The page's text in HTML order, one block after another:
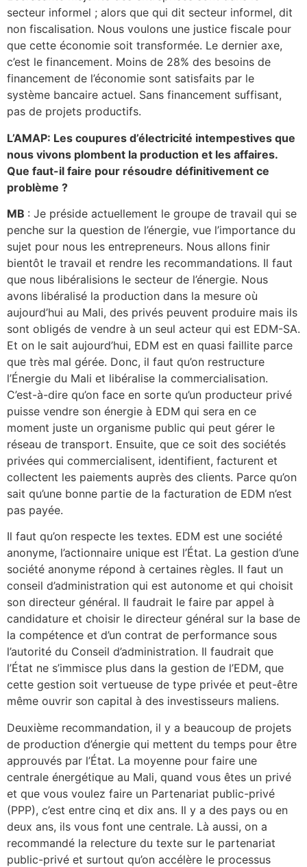
secteur informel ; alors que qui dit secteur informel, dit
non fiscalisation. Nous voulons une justice fiscale pour
que cette économie soit transformée. Le dernier axe,
c’est le financement. Moins de 28% des besoins de
financement de l’économie sont satisfaits par le
système bancaire actuel. Sans financement suffisant,
pas de projets productifs.
L’AMAP: Les coupures d’électricité intempestives que
nous vivons plombent la production et les affaires.
Que faut-il faire pour résoudre définitivement ce
problème ?
MB : Je préside actuellement le groupe de travail qui se
penche sur la question de l’énergie, vue l’importance du
sujet pour nous les entrepreneurs. Nous allons finir
bientôt le travail et rendre les recommandations. Il faut
que nous libéralisions le secteur de l’énergie. Nous
avons libéralisé la production dans la mesure où
aujourd’hui au Mali, des privés peuvent produire mais ils
sont obligés de vendre à un seul acteur qui est EDM-SA.
Et on le sait aujourd’hui, EDM est en quasi faillite parce
que très mal gérée. Donc, il faut qu’on restructure
l’Énergie du Mali et libéralise la commercialisation.
C’est-à-dire qu’on face en sorte qu’un producteur privé
puisse vendre son énergie à EDM qui sera en ce
moment juste un organisme public qui peut gérer le
réseau de transport. Ensuite, que ce soit des sociétés
privées qui commercialisent, identifient, facturent et
collectent les paiements auprès des clients. Parce qu’on
sait qu’une bonne partie de la facturation de EDM n’est
pas payée.
Il faut qu’on respecte les textes. EDM est une société
anonyme, l’actionnaire unique est l’État. La gestion d’une
société anonyme répond à certaines règles. Il faut un
conseil d’administration qui est autonome et qui choisit
son directeur général. Il faudrait le faire par appel à
candidature et choisir le directeur général sur la base de
la compétence et d’un contrat de performance sous
l’autorité du Conseil d’administration. Il faudrait que
l’État ne s’immisce plus dans la gestion de l’EDM, que
cette gestion soit vertueuse de type privée et peut-être
même ouvrir son capital à des investisseurs maliens.
Deuxième recommandation, il y a beaucoup de projets
de production d’énergie qui mettent du temps pour être
approuvés par l’État. La moyenne pour faire une
centrale énergétique au Mali, quand vous êtes un privé
et que vous voulez faire un Partenariat public-privé
(PPP), c’est entre cinq et dix ans. Il y a des pays ou en
deux ans, ils vous font une centrale. Là aussi, on a
recommandé la relecture du texte sur le partenariat
public-privé et surtout qu’on accélère le processus